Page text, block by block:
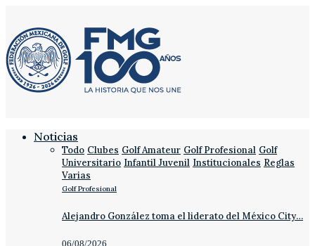
Noticias
Todo Clubes Golf Amateur Golf Profesional Golf
Universitario Infantil Juvenil Institucionales Reglas
Varias
Golf Profesional
Alejandro González toma el liderato del México City…
06/08/2026